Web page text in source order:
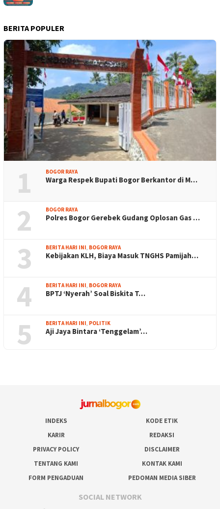
BERITA POPULER
1 BOGOR RAYA
Warga Respek Bupati Bogor Berkantor di M…
2 BOGOR RAYA
Polres Bogor Gerebek Gudang Oplosan Gas …
3 BERITA HARI INI BOGOR RAYA
Kebijakan KLH, Biaya Masuk TNGHS Pamijah…
4 BERITA HARI INI BOGOR RAYA
BPTJ ‘Nyerah’ Soal Biskita T…
5 BERITA HARI INI POLITIK
Aji Jaya Bintara ‘Tenggelam’…
INDEKS
KODE ETIK
KARIR
REDAKSI
PRIVACY POLICY
DISCLAIMER
TENTANG KAMI
KONTAK KAMI
FORM PENGADUAN
PEDOMAN MEDIA SIBER
SOCIAL NETWORK